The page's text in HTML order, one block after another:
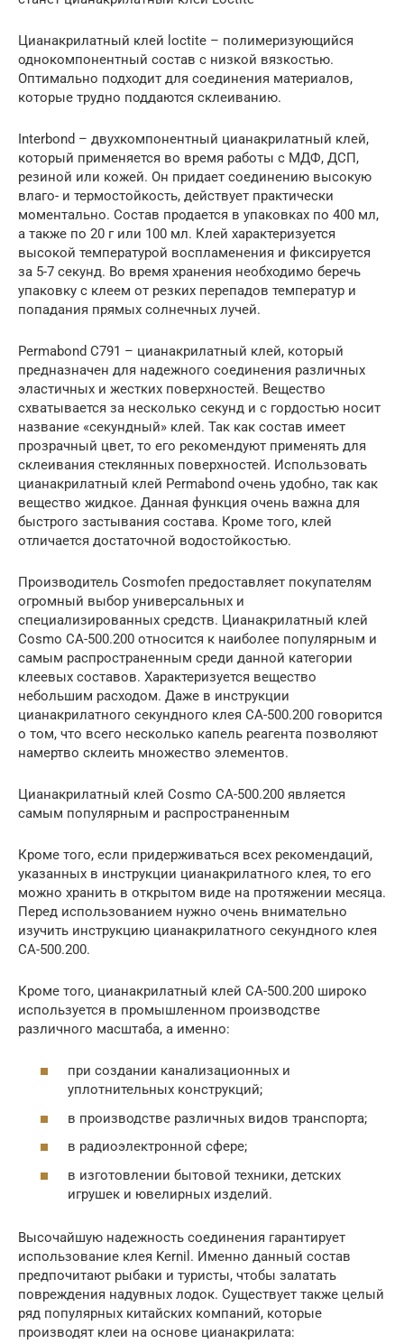
Цианакрилатный клей loctite – полимеризующийся
однокомпонентный состав с низкой вязкостью.
Оптимально подходит для соединения материалов,
которые трудно поддаются склеиванию.
Interbond – двухкомпонентный цианакрилатный клей,
который применяется во время работы с МДФ, ДСП,
резиной или кожей. Он придает соединению высокую
влаго- и термостойкость, действует практически
моментально. Состав продается в упаковках по 400 мл,
а также по 20 г или 100 мл. Клей характеризуется
высокой температурой воспламенения и фиксируется
за 5-7 секунд. Во время хранения необходимо беречь
упаковку с клеем от резких перепадов температур и
попадания прямых солнечных лучей.
Permabond С791 – цианакрилатный клей, который
предназначен для надежного соединения различных
эластичных и жестких поверхностей. Вещество
схватывается за несколько секунд и с гордостью носит
название «секундный» клей. Так как состав имеет
прозрачный цвет, то его рекомендуют применять для
склеивания стеклянных поверхностей. Использовать
цианакрилатный клей Рermabond очень удобно, так как
вещество жидкое. Данная функция очень важна для
быстрого застывания состава. Кроме того, клей
отличается достаточной водостойкостью.
Производитель Cosmofen предоставляет покупателям
огромный выбор универсальных и
специализированных средств. Цианакрилатный клей
Cosmo СА-500.200 относится к наиболее популярным и
самым распространенным среди данной категории
клеевых составов. Характеризуется вещество
небольшим расходом. Даже в инструкции
цианакрилатного секундного клея СА-500.200 говорится
о том, что всего несколько капель реагента позволяют
намертво склеить множество элементов.
Цианакрилатный клей Cosmo СА-500.200 является
самым популярным и распространенным
Кроме того, если придерживаться всех рекомендаций,
указанных в инструкции цианакрилатного клея, то его
можно хранить в открытом виде на протяжении месяца.
Перед использованием нужно очень внимательно
изучить инструкцию цианакрилатного секундного клея
СА-500.200.
Кроме того, цианакрилатный клей СА-500.200 широко
используется в промышленном производстве
различного масштаба, а именно:
при создании канализационных и
уплотнительных конструкций;
в производстве различных видов транспорта;
в радиоэлектронной сфере;
в изготовлении бытовой техники, детских
игрушек и ювелирных изделий.
Высочайшую надежность соединения гарантирует
использование клея Kernil. Именно данный состав
предпочитают рыбаки и туристы, чтобы залатать
повреждения надувных лодок. Существует также целый
ряд популярных китайских компаний, которые
производят клеи на основе цианакрилата: